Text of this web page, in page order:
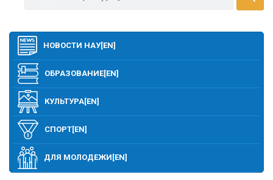
НОВОСТИ НАУ[EN]
ОБРАЗОВАНИЕ[EN]
КУЛЬТУРА[EN]
СПОРТ[EN]
ДЛЯ МОЛОДЕЖИ[EN]